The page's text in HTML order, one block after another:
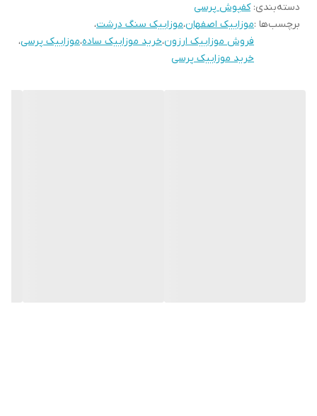
دسته‌بندی:کفپوش پرسی
برچسب‌ها :موزاییک اصفهان،موزاییک سنگ درشت،
فروش موزاییک ارزون،خرید موزاییک ساده،موزاییک پرسی،
خرید موزاییک پرسی